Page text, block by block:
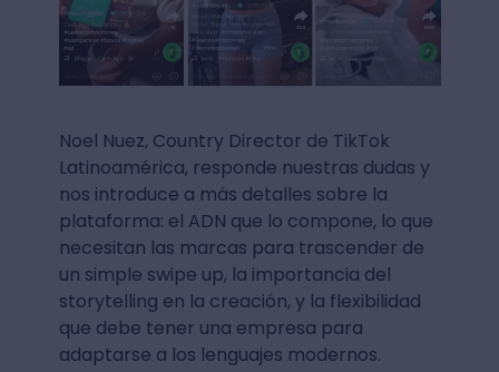
Noel Nuez, Country Director de TikTok
Latinoamérica, responde nuestras dudas y
nos introduce a más detalles sobre la
plataforma: el ADN que lo compone, lo que
necesitan las marcas para trascender de
un simple swipe up, la importancia del
storytelling en la creación, y la flexibilidad
que debe tener una empresa para
adaptarse a los lenguajes modernos.